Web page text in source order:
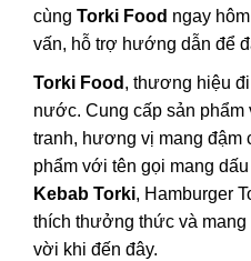
cùng Torki Food ngay
vấn, hỗ trợ hướng dẫn để
Torki Food , thương hiệu
nước. Cung cấp sản
tranh, hương vị mang đậm
phẩm với tên gọi mang
Kebab Torki, Hamburger
thích thưởng thức và mang
vời khi đến đây.